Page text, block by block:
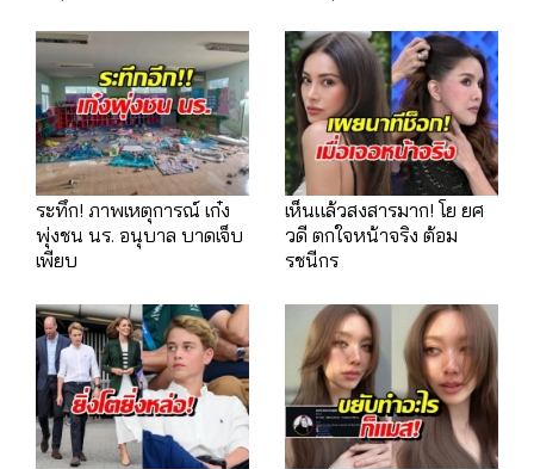
ระทึก! ภาพเหตุการณ์ เก๋ง
พุ่งชน นร. อนุบาล บาดเจ็บ
เพียบ
เห็นแล้วสงสารมาก! โย ยศ
วดี ตกใจหน้าจริง ต้อม
รชนีกร